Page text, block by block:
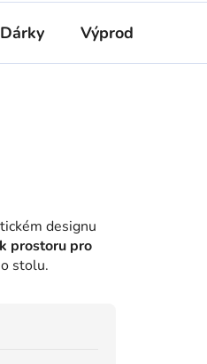
Dárky Výprodej %
designu
prostoru pro
stolu.